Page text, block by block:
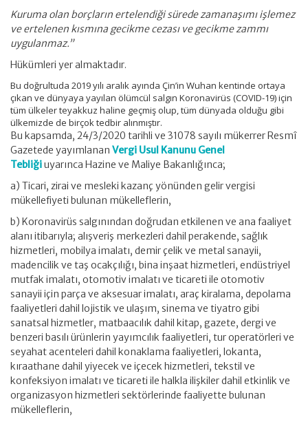
Kuruma olan borçların ertelendiği sürede zamanaşımı işlemez
ve ertelenen kısmına gecikme cezası ve gecikme zammı
uygulanmaz.”
Hükümleri yer almaktadır.
Bu doğrultuda 2019 yılı aralık ayında Çin’in Wuhan kentinde ortaya
çıkan ve dünyaya yayılan ölümcül salgın Koronavirüs (COVID-19) için
tüm ülkeler teyakkuz haline geçmiş olup, tüm dünyada olduğu gibi
ülkemizde de birçok tedbir alınmıştır.
Bu kapsamda, 24/3/2020 tarihli ve 31078 sayılı mükerrer Resmî
Gazetede yayımlanan Vergi Usul Kanunu Genel
Tebliğiuyarınca Hazine ve Maliye Bakanlığınca;
a) Ticari, zirai ve mesleki kazanç yönünden gelir vergisi
mükellefiyeti bulunan mükelleflerin,
b) Koronavirüs salgınından doğrudan etkilenen ve ana faaliyet
alanı itibarıyla; alışveriş merkezleri dahil perakende, sağlık
hizmetleri, mobilya imalatı, demir çelik ve metal sanayii,
madencilik ve taş ocakçılığı, bina inşaat hizmetleri, endüstriyel
mutfak imalatı, otomotiv imalatı ve ticareti ile otomotiv
sanayii için parça ve aksesuar imalatı, araç kiralama, depolama
faaliyetleri dahil lojistik ve ulaşım, sinema ve tiyatro gibi
sanatsal hizmetler, matbaacılık dahil kitap, gazete, dergi ve
benzeri basılı ürünlerin yayımcılık faaliyetleri, tur operatörleri ve
seyahat acenteleri dahil konaklama faaliyetleri, lokanta,
kıraathane dahil yiyecek ve içecek hizmetleri, tekstil ve
konfeksiyon imalatı ve ticareti ile halkla ilişkiler dahil etkinlik ve
organizasyon hizmetleri sektörlerinde faaliyette bulunan
mükelleflerin,